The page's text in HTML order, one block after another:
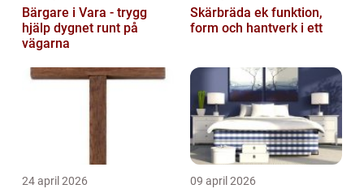
Bärgare i Vara - trygg
hjälp dygnet runt på
vägarna
Skärbräda ek funktion,
form och hantverk i ett
24 april 2026 09 april 2026